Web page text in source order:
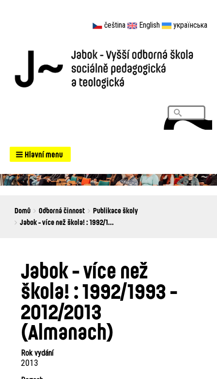
čeština English українська
Search
Hlavní menu
Breadcrumbs
You
are
Domů Odborná činnost
Publikace školy
Jabok - více než škola! : 1992/1...
Jabok - více než
škola! : 1992/1993 -
2012/2013
(Almanach)
Rok vydání
2013